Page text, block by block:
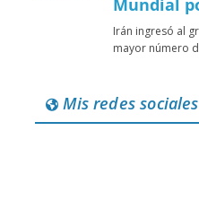
Mis redes sociales